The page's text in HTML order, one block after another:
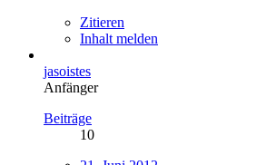
Zitieren
Inhalt melden
jasoistes
Anfänger
Beiträge
10